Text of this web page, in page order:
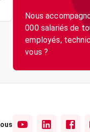
Nous
000 salariés de
employés,
vous ?